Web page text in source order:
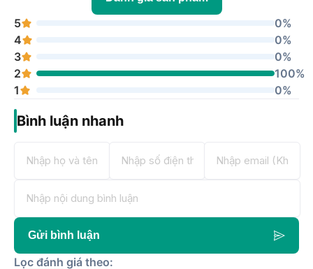
5
0%
4
0%
3
0%
2
100%
1
0%
Bình luận nhanh
Gửi bình luận
Lọc đánh giá theo: